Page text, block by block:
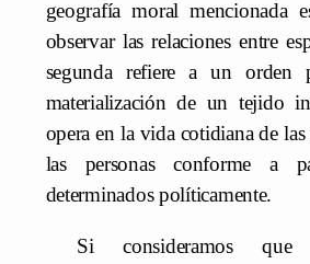
geografía moral mencionada
observar las relaciones entre
segunda refiere a un orden
materialización de un tejido
opera en la vida cotidiana de
las personas conforme a
determinados políticamente.
Si consideramos